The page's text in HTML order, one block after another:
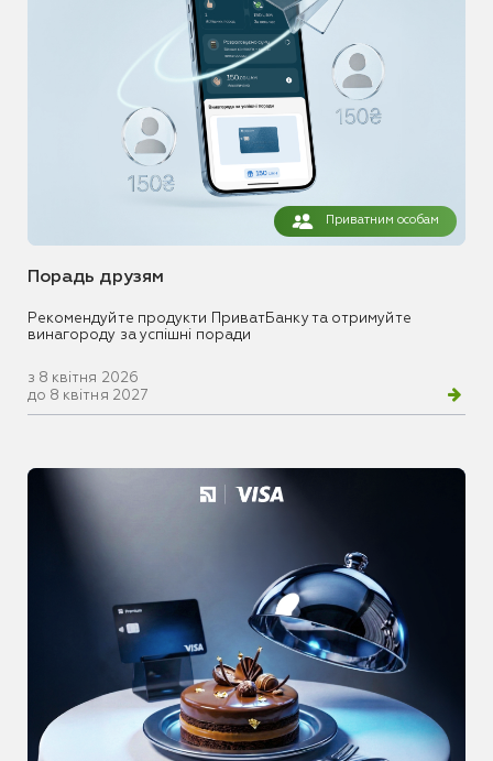
Приватним особам
Порадь друзям
Рекомендуйте продукти ПриватБанку та отримуйте
винагороду за успішні поради
з 8 квітня 2026
до 8 квітня 2027